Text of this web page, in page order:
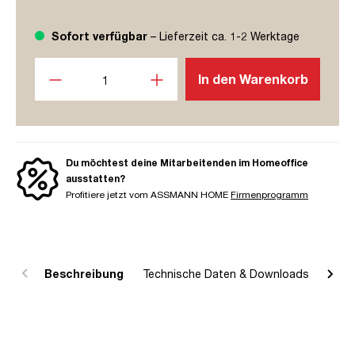
Sofort verfügbar – Lieferzeit ca. 1-2 Werktage
In den Warenkorb
Du möchtest deine Mitarbeitenden im Homeoffice
ausstatten?
Profitiere jetzt vom ASSMANN HOME Firmenprogramm
Beschreibung Technische Daten & Downloads